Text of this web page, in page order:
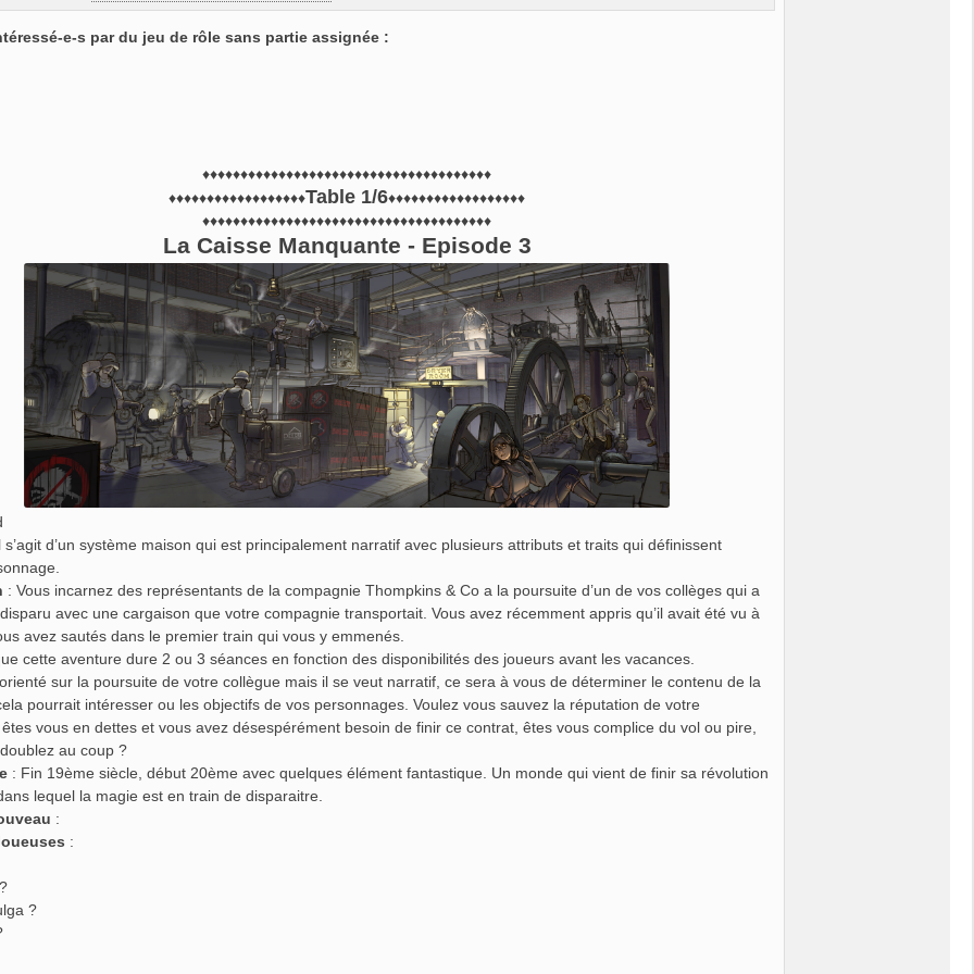
e-s par du jeu de rôle sans partie assignée :
♦♦♦♦♦♦♦♦♦♦♦♦♦♦♦♦♦♦♦♦♦♦♦♦♦♦♦♦♦♦♦♦♦♦♦♦♦♦
♦♦♦♦♦♦♦♦♦♦♦♦♦♦♦♦♦♦Table 1/6♦♦♦♦♦♦♦♦♦♦♦♦♦♦♦♦♦♦
♦♦♦♦♦♦♦♦♦♦♦♦♦♦♦♦♦♦♦♦♦♦♦♦♦♦♦♦♦♦♦♦♦♦♦♦♦♦
La Caisse Manquante - Episode 3
s’agit d’un système maison qui est principalement narratif avec plusieurs attributs et traits qui définissent
: Vous incarnez des représentants de la compagnie Thompkins & Co a la poursuite d’un de vos collèges qui a
avec une cargaison que votre compagnie transportait. Vous avez récemment appris qu’il avait été vu à
avez sautés dans le premier train qui vous y emmenés.
cette aventure dure 2 ou 3 séances en fonction des disponibilités des joueurs avant les vacances.
sur la poursuite de votre collègue mais il se veut narratif, ce sera à vous de déterminer le contenu de la
pourrait intéresser ou les objectifs de vos personnages. Voulez vous sauvez la réputation de votre
vous en dettes et vous avez désespérément besoin de finir ce contrat, êtes vous complice du vol ou pire,
au coup ?
: Fin 19ème siècle, début 20ème avec quelques élément fantastique. Un monde qui vient de finir sa révolution
lequel la magie est en train de disparaitre.
:
:
?